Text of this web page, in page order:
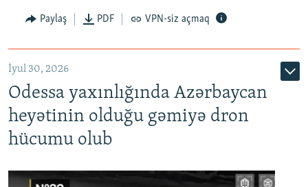
Paylaş PDF VPN-siz açmaq
İyul 30, 2026
Odessa yaxınlığında Azərbaycan
heyətinin olduğu gəmiyə dron
hücumu olub